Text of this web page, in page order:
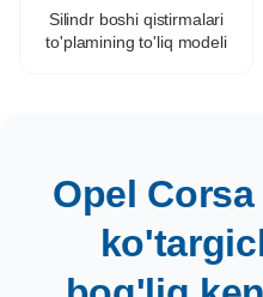
Silindr boshi qistirmalari
to'plamining to'liq modeli
Opel